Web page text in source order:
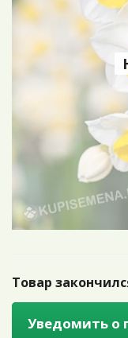
Товар
Уведомить о